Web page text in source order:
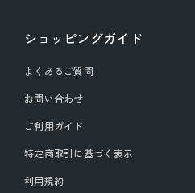
ショッピングガイド
よくあるご質問
お問い合わせ
ご利用ガイド
特定商取引に基づく表示
利用規約